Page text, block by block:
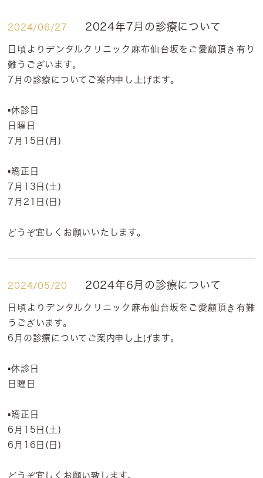
2024/06/27 2024年7月の診療について
日頃よりデンタルクリニック麻布仙台坂をご愛顧頂き有り
難うございます。
7月の診療についてご案内申し上げます。
▪️休診日
日曜日
7月15日(月)
▪️矯正日
7月13日(土)
7月21日(日)
どうぞ宜しくお願いいたします。
2024/05/20 2024年6月の診療について
日頃よりデンタルクリニック麻布仙台坂をご愛顧頂き有難
うございます。
6月の診療についてご案内申し上げます。
▪️休診日
日曜日
▪️矯正日
6月15日(土)
6月16日(日)
どうぞ宜しくお願い致します。